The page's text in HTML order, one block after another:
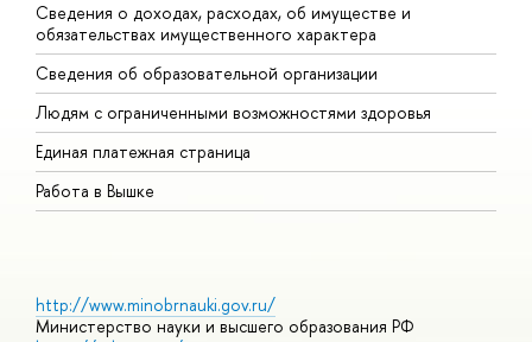
Сведения о доходах, расходах, об имуществе и
обязательствах имущественного характера
Сведения об образовательной организации
Людям с ограниченными возможностями здоровья
Единая платежная страница
Работа в Вышке
http://www.minobrnauki.gov.ru/
Министерство науки и высшего образования РФ